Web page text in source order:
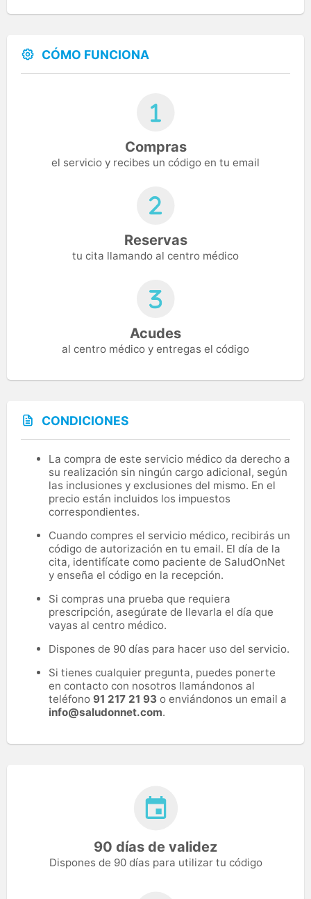
CÓMO FUNCIONA
Compras
el servicio y recibes un código en tu email
Reservas
tu cita llamando al centro médico
Acudes
al centro médico y entregas el código
CONDICIONES
La compra de este servicio médico da derecho a
su realización sin ningún cargo adicional, según
las inclusiones y exclusiones del mismo. En el
precio están incluidos los impuestos
correspondientes.
Cuando compres el servicio médico, recibirás un
código de autorización en tu email. El día de la
cita, identifícate como paciente de SaludOnNet
y enseña el código en la recepción.
Si compras una prueba que requiera
prescripción, asegúrate de llevarla el día que
vayas al centro médico.
Dispones de 90 días para hacer uso del servicio.
Si tienes cualquier pregunta, puedes ponerte
en contacto con nosotros llamándonos al
teléfono 91 217 21 93 o enviándonos un email a
info@saludonnet.com.
90 días de validez
Dispones de 90 días para utilizar tu código